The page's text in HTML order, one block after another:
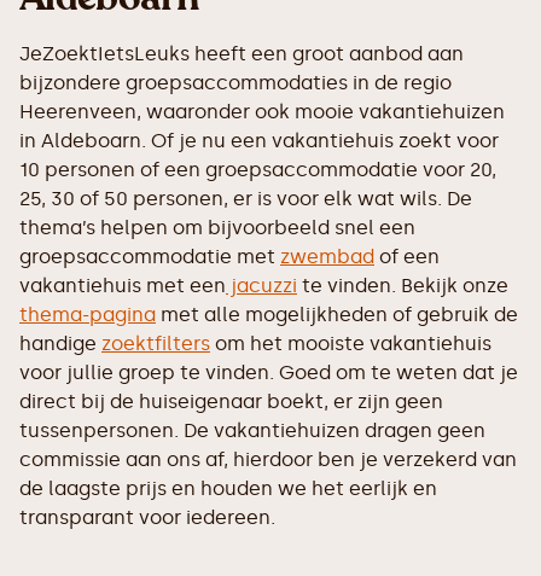
JeZoektIetsLeuks heeft een groot aanbod aan
bijzondere groepsaccommodaties in de regio
Heerenveen, waaronder ook mooie vakantiehuizen
in Aldeboarn. Of je nu een vakantiehuis zoekt voor
10 personen of een groepsaccommodatie voor 20,
25, 30 of 50 personen, er is voor elk wat wils. De
thema’s helpen om bijvoorbeeld snel een
groepsaccommodatie met zwembad of een
vakantiehuis met een jacuzzi te vinden. Bekijk onze
thema-pagina met alle mogelijkheden of gebruik de
handige zoektfilters om het mooiste vakantiehuis
voor jullie groep te vinden. Goed om te weten dat je
direct bij de huiseigenaar boekt, er zijn geen
tussenpersonen. De vakantiehuizen dragen geen
commissie aan ons af, hierdoor ben je verzekerd van
de laagste prijs en houden we het eerlijk en
transparant voor iedereen.